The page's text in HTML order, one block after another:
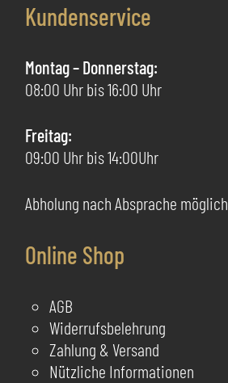
Kundenservice
Montag – Donnerstag:
08:00 Uhr bis 16:00 Uhr
Freitag:
09:00 Uhr bis 14:00Uhr
Abholung nach Absprache möglich.
Online Shop
AGB
Widerrufsbelehrung
Zahlung & Versand
Nützliche Informationen